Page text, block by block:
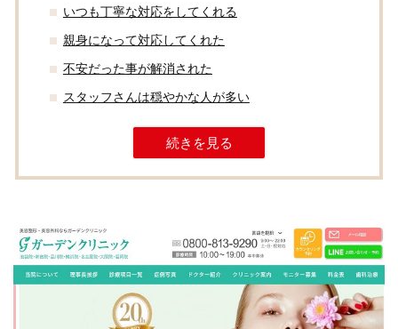
いつも丁寧な対応をしてくれる
親身になって対応してくれた
不安だった事が解消された
スタッフさんは穏やかな人が多い
続きを見る